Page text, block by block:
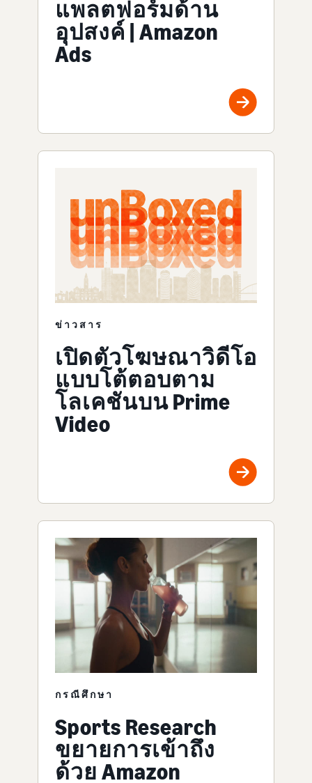
แพลตฟอร์มด้าน
อุปสงค์ | Amazon
Ads
ข่าวสาร
เปิดตัวโฆษณาวิดีโอ
แบบโต้ตอบตาม
โลเคชันบน Prime
Video
กรณีศึกษา
Sports Research
ขยายการเข้าถึง
ด้วย Amazon